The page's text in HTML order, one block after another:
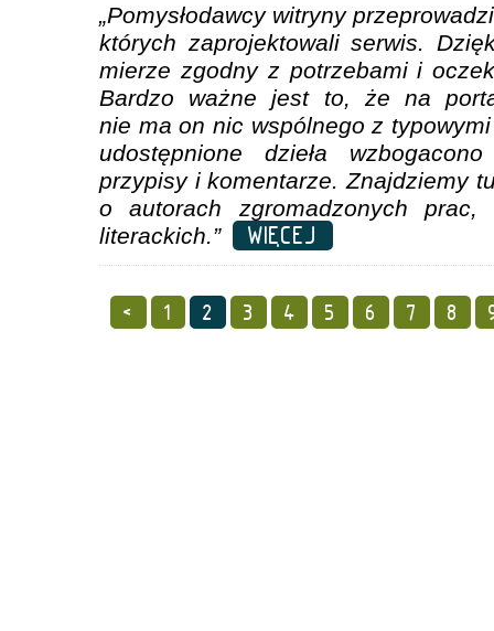
„Pomysłodawcy witryny
których zaprojektowali serwis.
mierze zgodny z potrzebami i
Bardzo ważne jest to, że na
nie ma on nic wspólnego z
udostępnione dzieła
przypisy i komentarze. Znajdziemy
o autorach zgromadzonych prac,
literackich.” WIĘCEJ
< 1 2 3 4 5 6 7 8